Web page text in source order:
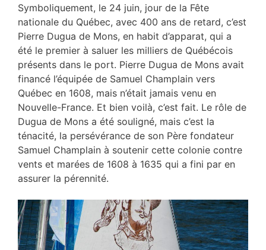
Symboliquement, le 24 juin, jour de la Fête
nationale du Québec, avec 400 ans de retard, c’est
Pierre Dugua de Mons, en habit d’apparat, qui a
été le premier à saluer les milliers de Québécois
présents dans le port. Pierre Dugua de Mons avait
financé l’équipée de Samuel Champlain vers
Québec en 1608, mais n’était jamais venu en
Nouvelle-France. Et bien voilà, c’est fait. Le rôle de
Dugua de Mons a été souligné, mais c’est la
ténacité, la persévérance de son Père fondateur
Samuel Champlain à soutenir cette colonie contre
vents et marées de 1608 à 1635 qui a fini par en
assurer la pérennité.